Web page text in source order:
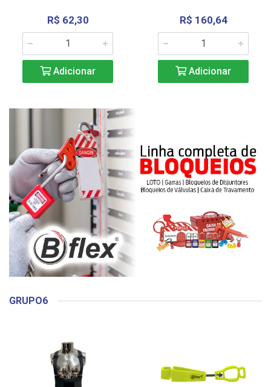
R$ 62,30
Adicionar
R$ 160,64
Adicionar
GRUPO6